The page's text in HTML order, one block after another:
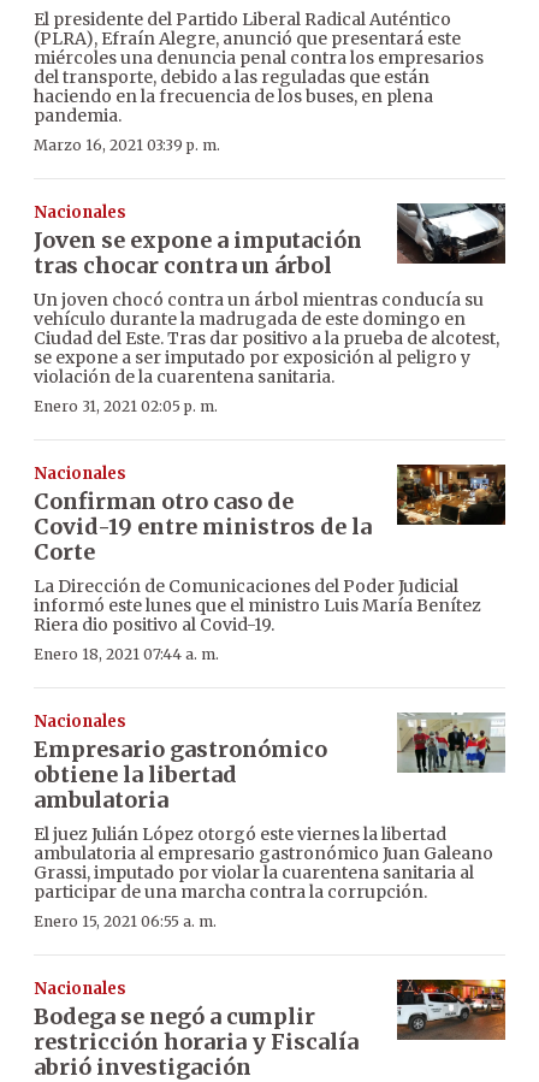
El presidente del Partido Liberal Radical Auténtico
(PLRA), Efraín Alegre, anunció que presentará este
miércoles una denuncia penal contra los empresarios
del transporte, debido a las reguladas que están
haciendo en la frecuencia de los buses, en plena
pandemia.
Marzo 16, 2021 03:39 p. m.
Nacionales
Joven se expone a imputación
tras chocar contra un árbol
Un joven chocó contra un árbol mientras conducía su
vehículo durante la madrugada de este domingo en
Ciudad del Este. Tras dar positivo a la prueba de alcotest,
se expone a ser imputado por exposición al peligro y
violación de la cuarentena sanitaria.
Enero 31, 2021 02:05 p. m.
Nacionales
Confirman otro caso de
Covid-19 entre ministros de la
Corte
La Dirección de Comunicaciones del Poder Judicial
informó este lunes que el ministro Luis María Benítez
Riera dio positivo al Covid-19.
Enero 18, 2021 07:44 a. m.
Nacionales
Empresario gastronómico
obtiene la libertad
ambulatoria
El juez Julián López otorgó este viernes la libertad
ambulatoria al empresario gastronómico Juan Galeano
Grassi, imputado por violar la cuarentena sanitaria al
participar de una marcha contra la corrupción.
Enero 15, 2021 06:55 a. m.
Nacionales
Bodega se negó a cumplir
restricción horaria y Fiscalía
abrió investigación